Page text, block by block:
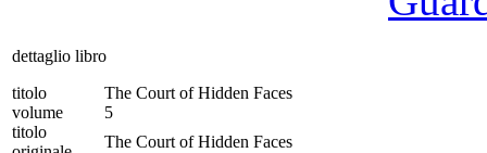
dettaglio libro
titolo
The Court of Hidden Faces
volume
5
titolo
The Court of Hidden Faces